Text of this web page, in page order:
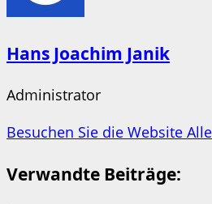
Hans Joachim Janik
Administrator
Besuchen Sie die Website
Verwandte Beiträge: